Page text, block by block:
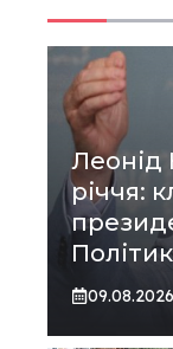
Леонід
річчя:
09.08.2026